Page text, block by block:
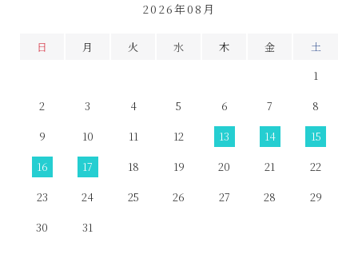
2026年08月
日 月 火 水 木 金
土
1
2
3 4 5 6 7
8
9
10 11 12 13 14
15
16
17 18 19 20 21
22
23
24 25 26 27 28
29
30
31